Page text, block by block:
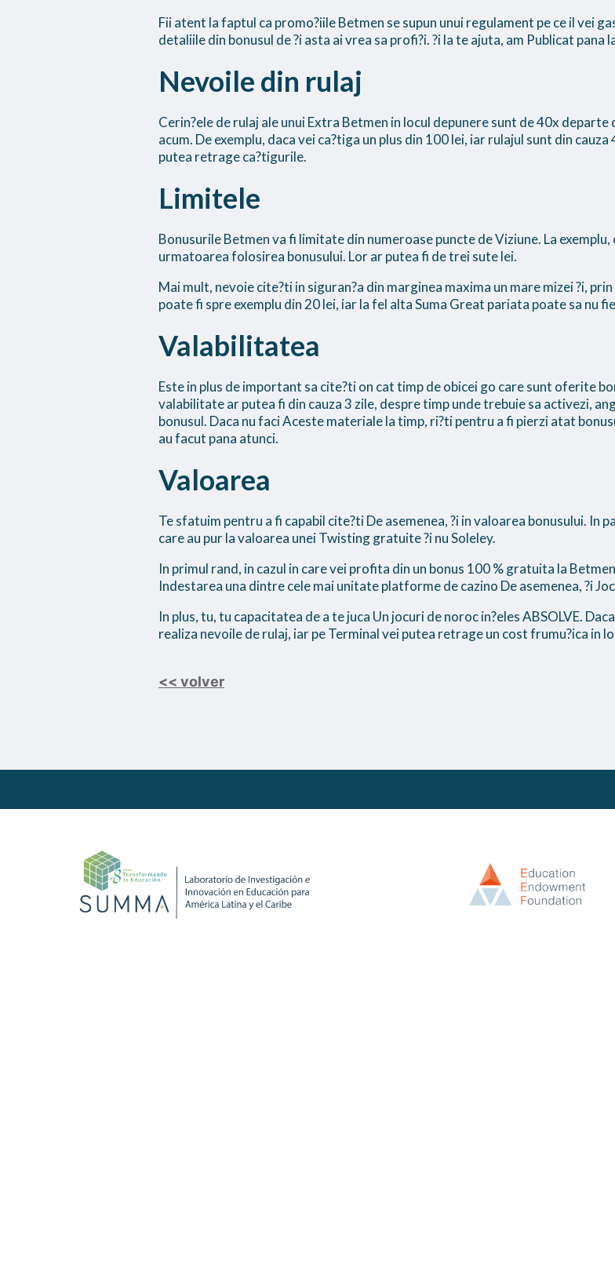
Fii atent la faptul ca promo?iile Betmen se supun unui regulament pe ce il vei
detaliile din bonusul de ?i asta ai vrea sa profi?i. ?i la te ajuta, am Publicat
Nevoile din rulaj
Cerin?ele de rulaj ale unui Extra Betmen in locul depunere sunt de 40x
acum. De exemplu, daca vei ca?tiga un plus din 100 lei, iar rulajul sunt din
putea retrage ca?tigurile.
Limitele
Bonusurile Betmen va fi limitate din numeroase puncte de Viziune. La
urmatoarea folosirea bonusului. Lor ar putea fi de trei sute lei.
Mai mult, nevoie cite?ti in siguran?a din marginea maxima un mare mizei ?i,
poate fi spre exemplu din 20 lei, iar la fel alta Suma Great pariata poate sa nu
Valabilitatea
Este in plus de important sa cite?ti on cat timp de obicei go care sunt oferite
valabilitate ar putea fi din cauza 3 zile, despre timp unde trebuie sa activezi,
bonusul. Daca nu faci Aceste materiale la timp, ri?ti pentru a fi pierzi atat
au facut pana atunci.
Valoarea
Te sfatuim pentru a fi capabil cite?ti De asemenea, ?i in valoarea bonusului. In
care au pur la valoarea unei Twisting gratuite ?i nu Soleley.
In primul rand, in cazul in care vei profita din un bonus 100 % gratuita la
Indestarea una dintre cele mai unitate platforme de cazino De asemenea, ?i
In plus, tu, tu capacitatea de a te juca Un jocuri de noroc in?eles ABSOLVE.
realiza nevoile de rulaj, iar pe Terminal vei putea retrage un cost frumu?ica in
<< volver